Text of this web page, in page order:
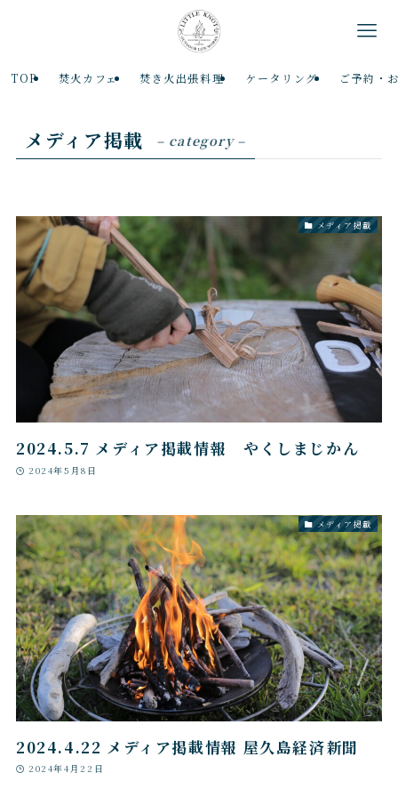
TOP 焚火カフェ 焚き火出張料理 ケータリング ご予約・
メディア掲載 – category –
メディア掲載
2024.5.7 メディア掲載情報 やくしまじかん
2024年5月8日
メディア掲載
2024.4.22 メディア掲載情報 屋久島経済新聞
2024年4月22日